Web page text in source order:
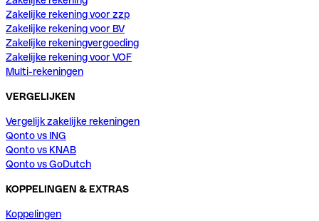
Zakelijke rekening voor zzp
Zakelijke rekening voor BV
Zakelijke rekeningvergoeding
Zakelijke rekening voor VOF
Multi-rekeningen
VERGELIJKEN
Vergelijk zakelijke rekeningen
Qonto vs ING
Qonto vs KNAB
Qonto vs GoDutch
KOPPELINGEN & EXTRAS
Koppelingen